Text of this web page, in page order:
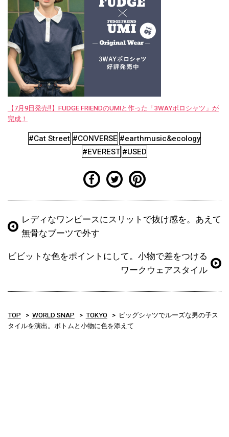
【7月9日発売‼︎】FUDGE FRIENDのUMIと作った「3WAYポロシャツ」が
完成！
#Cat Street #CONVERSE #earthmusic&ecology
#EVEREST #USED
レディなワンピースにスリットで抜け感を。あえて
無骨なブーツで外す
ビビットな色をポイントにして。小物で差をつける
ワークウェアスタイル
TOP WORLD SNAP TOKYO
ビッグシャツでルーズな男の子ス
タイルを演出。ボトムと小物に色を添えて